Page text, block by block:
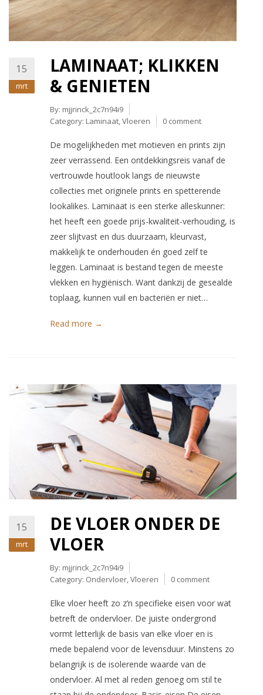
15
mrt
LAMINAAT; KLIKKEN
& GENIETEN
By: mjjrinck_2c7n94i9
Category: Laminaat,Vloeren 0 comment
De mogelijkheden met motieven en prints zijn
zeer verrassend. Een ontdekkingsreis vanaf de
vertrouwde houtlook langs de nieuwste
collecties met originele prints en spetterende
lookalikes. Laminaat is een sterke alleskunner:
het heeft een goede prijs-kwaliteit-verhouding, is
zeer slijtvast en dus duurzaam, kleurvast,
makkelijk te onderhouden én goed zelf te
leggen. Laminaat is bestand tegen de meeste
vlekken en hygiënisch. Want dankzij de gesealde
toplaag, kunnen vuil en bacteriën er niet…
Read more →
15
mrt
DE VLOER ONDER DE
VLOER
By: mjjrinck_2c7n94i9
Category: Ondervloer,Vloeren 0 comment
Elke vloer heeft zo z’n specifieke eisen voor wat
betreft de ondervloer. De juiste ondergrond
vormt letterlijk de basis van elke vloer en is
mede bepalend voor de levensduur. Minstens zo
belangrijk is de isolerende waarde van de
ondervloer. Al met al reden genoeg om stil te